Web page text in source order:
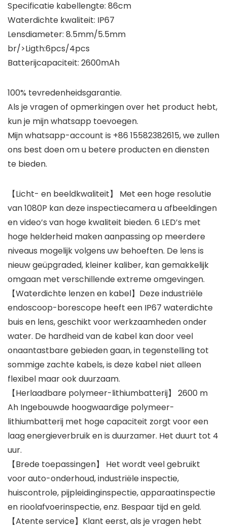
Specificatie kabellengte: 86cm
Waterdichte kwaliteit: IP67
Lensdiameter: 8.5mm/5.5mm
br/>Ligth:6pcs/4pcs
Batterijcapaciteit: 2600mAh
100% tevredenheidsgarantie.
Als je vragen of opmerkingen over het product hebt,
kun je mijn whatsapp toevoegen.
Mijn whatsapp-account is +86 15582382615, we zullen
ons best doen om u betere producten en diensten
te bieden.
【Licht- en beeldkwaliteit】 Met een hoge resolutie
van 1080P kan deze inspectiecamera u afbeeldingen
en video’s van hoge kwaliteit bieden. 6 LED’s met
hoge helderheid maken aanpassing op meerdere
niveaus mogelijk volgens uw behoeften. De lens is
nieuw geüpgraded, kleiner kaliber, kan gemakkelijk
omgaan met verschillende extreme omgevingen.
【Waterdichte lenzen en kabel】Deze industriële
endoscoop-borescope heeft een IP67 waterdichte
buis en lens, geschikt voor werkzaamheden onder
water. De hardheid van de kabel kan door veel
onaantastbare gebieden gaan, in tegenstelling tot
sommige zachte kabels, is deze kabel niet alleen
flexibel maar ook duurzaam.
【Herlaadbare polymeer-lithiumbatterij】 2600 m
Ah Ingebouwde hoogwaardige polymeer-
lithiumbatterij met hoge capaciteit zorgt voor een
laag energieverbruik en is duurzamer. Het duurt tot 4
uur.
【Brede toepassingen】 Het wordt veel gebruikt
voor auto-onderhoud, industriële inspectie,
huiscontrole, pijpleidinginspectie, apparaatinspectie
en rioolafvoerinspectie, enz. Bespaar tijd en geld.
【Atente service】Klant eerst, als je vragen hebt